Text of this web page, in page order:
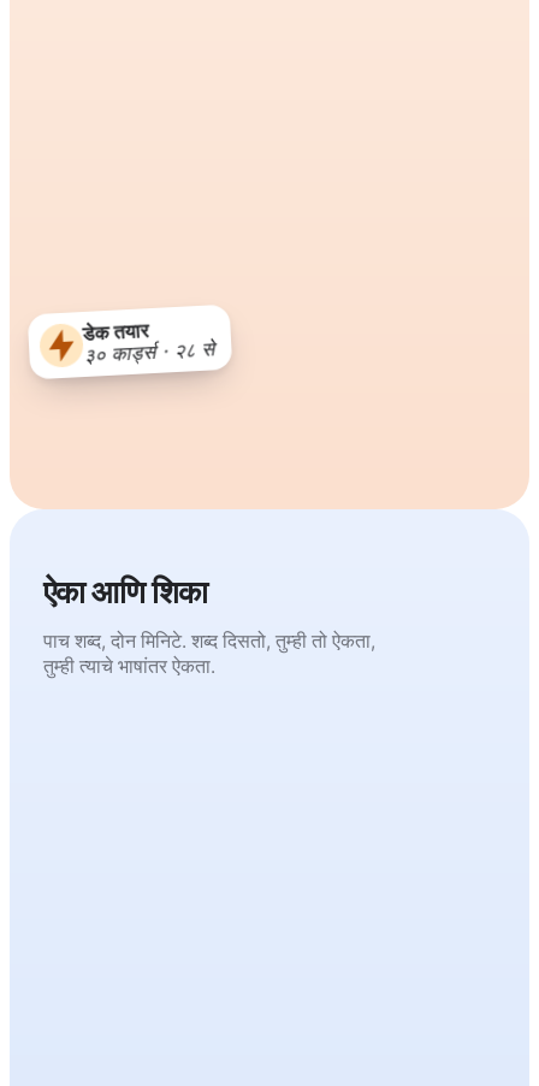
डेक तयार
३० कार्ड्स · २८ से
ऐका आणि शिका
पाच शब्द, दोन मिनिटे. शब्द दिसतो, तुम्ही तो ऐकता,
तुम्ही त्याचे भाषांतर ऐकता.